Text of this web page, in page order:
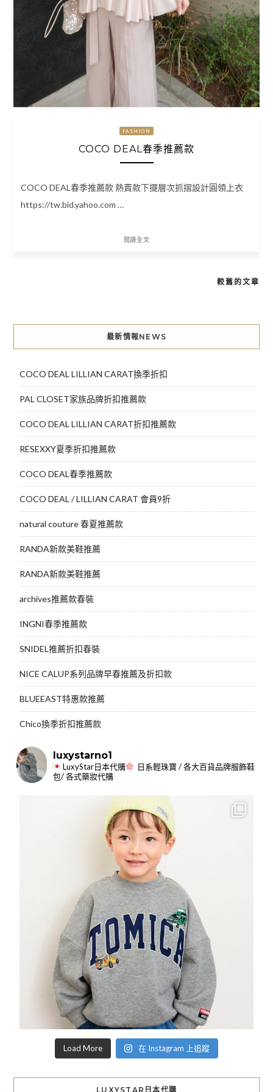
FASHION
COCO DEAL春季推薦款
COCO DEAL春季推薦款 熱賣款下擺層次抓摺設計圓領上衣
https://tw.bid.yahoo.com …
閱讀全文
導
覽
較舊的文章
最新情報NEWS
COCO DEAL LILLIAN CARAT換季折扣
PAL CLOSET家族品牌折扣推薦款
COCO DEAL LILLIAN CARAT折扣推薦款
RESEXXY夏季折扣推薦款
COCO DEAL春季推薦款
COCO DEAL / LILLIAN CARAT 會員9折
natural couture 春夏推薦款
RANDA新款美鞋推薦
RANDA新款美鞋推薦
archives推薦款春裝
INGNI春季推薦款
SNIDEL推薦折扣春裝
NICE CALUP系列品牌早春推薦及折扣款
BLUEEAST特惠款推薦
Chico換季折扣推薦款
luxystarno1
LuxyStar日本代購
日系輕珠寶 / 各大百貨品牌服飾鞋
包/ 各式藥妝代購
Load More 在 Instagram 上追蹤
LUXYSTAR日本代購